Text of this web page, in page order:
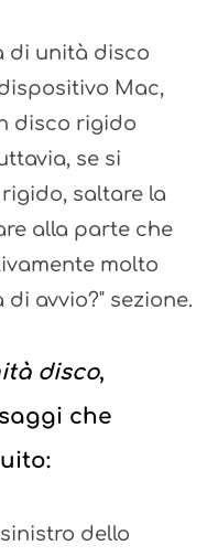
di unità disco
Mac,
disco rigido
se si
saltare la
alla parte che
molto
avvio?" sezione.
disco,
che
dello